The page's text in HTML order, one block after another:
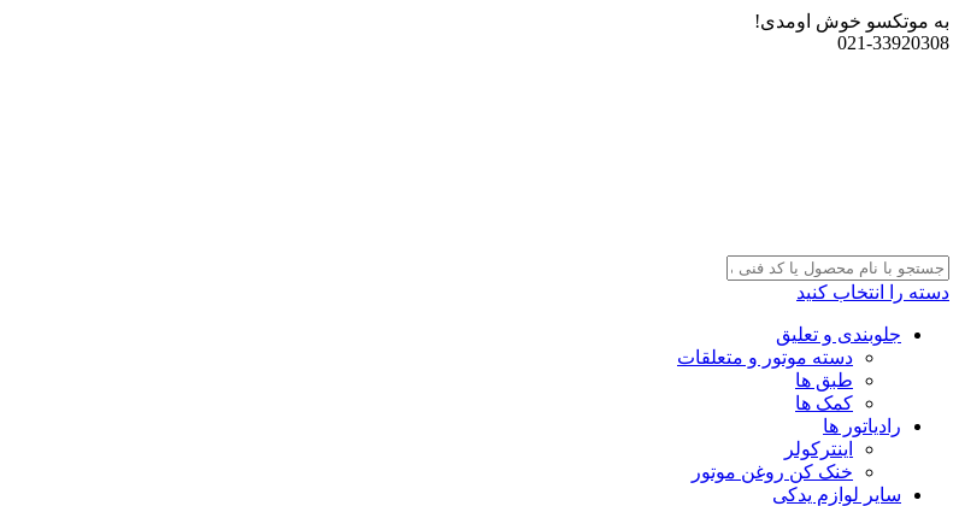
به موتکسو خوش اومدی!
021-33920308
دسته را انتخاب کنید
جلوبندی و تعلیق
دسته موتور و متعلقات
طبق ها
کمک ها
رادیاتور ها
اینترکولر
خنک کن روغن موتور
سایر لوازم یدکی